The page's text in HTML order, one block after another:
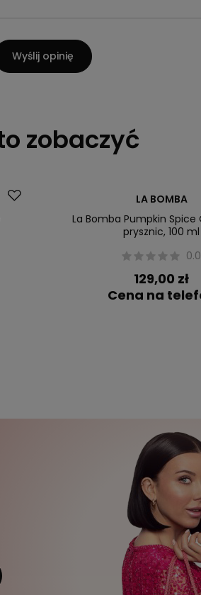
Wyślij opinię
zobaczyć
LA BOMBA
La Bomba Pumpkin Spice
prysznic, 100 ml
0.0
129,00 zł
Cena na